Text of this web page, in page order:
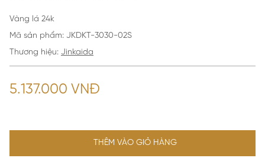
Vàng lá 24k
Mã sản phẩm: JKDKT-3030-02S
Thương hiệu: Jinkaida
5.137.000 VNĐ
THÊM VÀO GIỎ HÀNG